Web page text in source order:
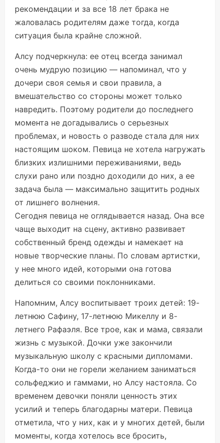
рекомендации и за все 18 лет брака не
жаловалась родителям даже тогда, когда
ситуация была крайне сложной.
Алсу подчеркнула: ее отец всегда занимал
очень мудрую позицию — напоминал, что у
дочери своя семья и свои правила, а
вмешательство со стороны может только
навредить. Поэтому родители до последнего
момента не догадывались о серьезных
проблемах, и новость о разводе стала для них
настоящим шоком. Певица не хотела нагружать
близких излишними переживаниями, ведь
слухи рано или поздно доходили до них, а ее
задача была — максимально защитить родных
от лишнего волнения.
Сегодня певица не оглядывается назад. Она все
чаще выходит на сцену, активно развивает
собственный бренд одежды и намекает на
новые творческие планы. По словам артистки,
у нее много идей, которыми она готова
делиться со своими поклонниками.
Напомним, Алсу воспитывает троих детей: 19-
летнюю Сафину, 17-летнюю Микеллу и 8-
летнего Рафаэля. Все трое, как и мама, связали
жизнь с музыкой. Дочки уже закончили
музыкальную школу с красными дипломами.
Когда-то они не горели желанием заниматься
сольфеджио и гаммами, но Алсу настояла. Со
временем девочки поняли ценность этих
усилий и теперь благодарны матери. Певица
отметила, что у них, как и у многих детей, были
моменты, когда хотелось все бросить,